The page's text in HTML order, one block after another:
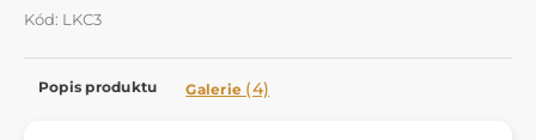
Kód: LKC3
Popis produktu Galerie (4)